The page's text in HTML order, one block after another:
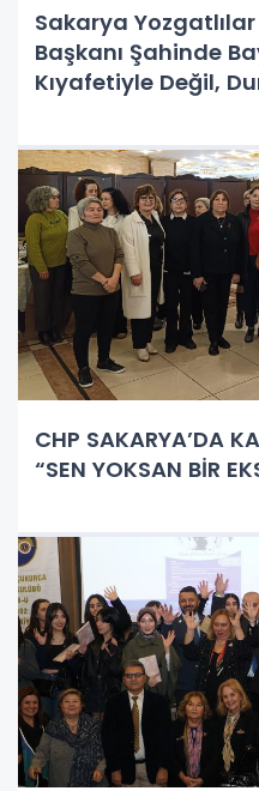
Sakarya Yozgatlılar
Başkanı Şahinde
Kıyafetiyle Değil,
CHP SAKARYA’DA
“SEN YOKSAN BİR